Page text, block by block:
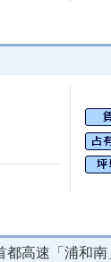
高速「浦和南